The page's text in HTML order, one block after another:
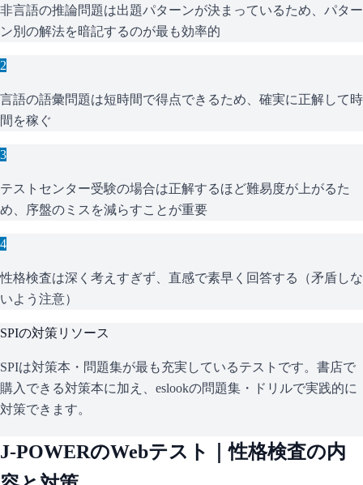
非言語の推論問題は出題パターンが決まっているため、パター
ン別の解法を暗記するのが最も効率的
2
言語の語彙問題は短時間で得点できるため、確実に正解して時
間を稼ぐ
3
テストセンター受験の場合は正解するほど難易度が上がるた
め、序盤のミスを減らすことが重要
4
性格検査は深く考えすぎず、直感で素早く回答する（矛盾しな
いよう注意）
SPIの対策リソース
SPIは対策本・問題集が最も充実しているテストです。書店で
購入できる対策本に加え、eslookの問題集・ドリルで実践的に
対策できます。
J-POWERのWebテスト｜性格検査の内